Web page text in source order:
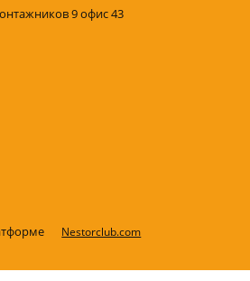
9 офис 43
Nestorclub.com